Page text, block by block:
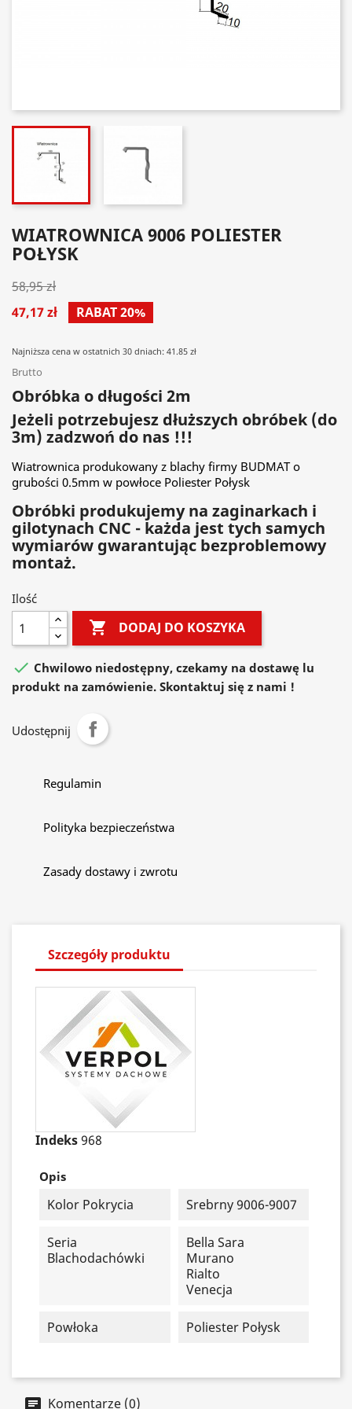
WIATROWNICA 9006 POLIESTER
POŁYSK
58,95 zł
47,17 zł
RABAT 20%
Najniższa cena w ostatnich 30 dniach: 41.85 zł
Brutto
Obróbka o długości 2m
Jeżeli potrzebujesz dłuższych obróbek (do
3m) zadzwoń do nas !!!
Wiatrownica produkowany z blachy firmy BUDMAT o
grubości 0.5mm w powłoce Poliester Połysk
Obróbki produkujemy na zaginarkach i
gilotynach CNC - każda jest tych samych
wymiarów gwarantując bezproblemowy
montaż.
Ilość
 DODAJ DO KOSZYKA
 Chwilowo niedostępny, czekamy na dostawę lu
produkt na zamówienie. Skontaktuj się z nami !
Udostępnij
Regulamin
Polityka bezpieczeństwa
Zasady dostawy i zwrotu
Szczegóły produktu
Indeks968
Opis
Kolor Pokrycia Srebrny 9006-9007
Seria
Blachodachówki
Bella Sara
Murano
Rialto
Venecja
Powłoka Poliester Połysk
Komentarze (0)